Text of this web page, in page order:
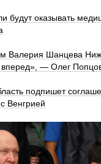
будут оказывать
Валерия Шанцева
вперед», — Олег
подпишет
Венгрией